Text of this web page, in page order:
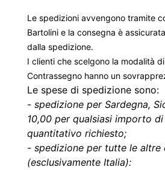
Le spedizioni avvengono tramite
Bartolini e la consegna è
dalla spedizione.
I clienti che scelgono la modalità
Contrassegno hanno un
Le spese di spedizione sono:
- spedizione per Sardegna,
10,00 per qualsiasi importo di
quantitativo richiesto;
- spedizione per tutte le altre
(esclusivamente Italia):